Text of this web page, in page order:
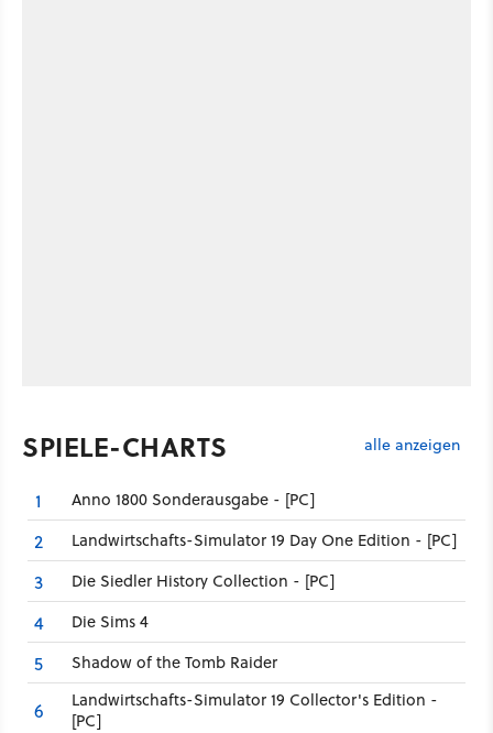
SPIELE-CHARTS alle anzeigen
1 Anno 1800 Sonderausgabe - [PC]
2 Landwirtschafts-Simulator 19 Day One Edition - [PC]
3 Die Siedler History Collection - [PC]
4 Die Sims 4
5 Shadow of the Tomb Raider
6
Landwirtschafts-Simulator 19 Collector's Edition -
[PC]